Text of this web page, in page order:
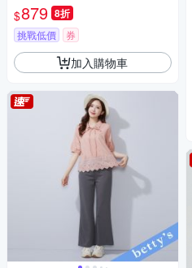
$879 8折
挑戰低價 券
加入購物車